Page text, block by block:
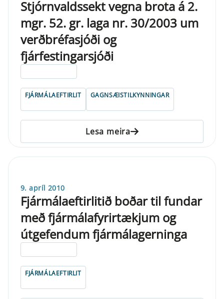
Stjórnvaldssekt vegna brota á 2.
mgr. 52. gr. laga nr. 30/2003 um
verðbréfasjóði og
fjárfestingarsjóði
FJÁRMÁLAEFTIRLIT GAGNSÆISTILKYNNINGAR
Lesa meira
9. apríl 2010
Fjármálaeftirlitið boðar til fundar
með fjármálafyrirtækjum og
útgefendum fjármálagerninga
FJÁRMÁLAEFTIRLIT